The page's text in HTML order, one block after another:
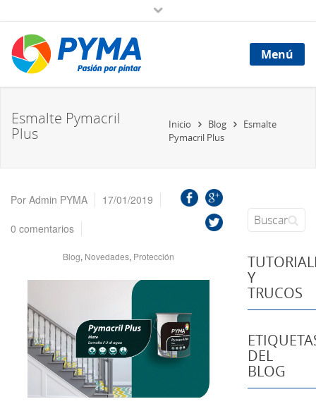
Menú
Esmalte Pymacril
Plus
Inicio Blog
Esmalte
Pymacril Plus
Por Admin PYMA 17/01/2019
0 comentarios
Blog, Novedades, Protección
Y
TRUCOS
DEL
BLOG